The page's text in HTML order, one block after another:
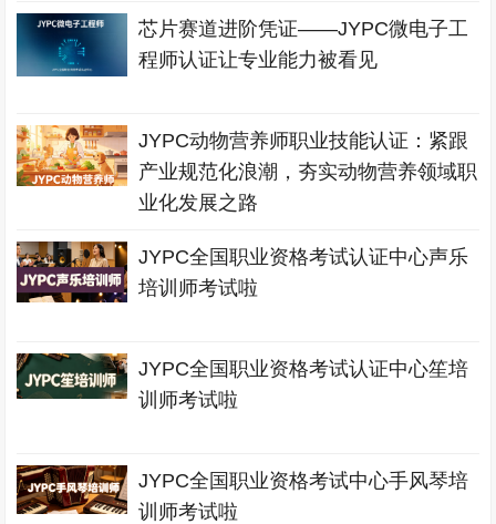
芯片赛道进阶凭证——JYPC微电子工
程师认证让专业能力被看见
JYPC动物营养师职业技能认证：紧跟
产业规范化浪潮，夯实动物营养领域职
业化发展之路
JYPC全国职业资格考试认证中心声乐
培训师考试啦
JYPC全国职业资格考试认证中心笙培
训师考试啦
JYPC全国职业资格考试中心手风琴培
训师考试啦